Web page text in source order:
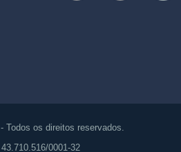
Todos os direitos reservados.
0001-32